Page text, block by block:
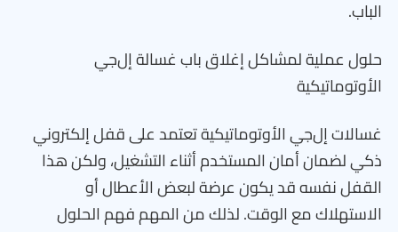
الباب.
حلول عملية لمشاكل إغلاق باب غسالة إل‌جي
الأوتوماتيكية
غسالات إل‌جي الأوتوماتيكية تعتمد على قفل إلكتروني
ذكي لضمان أمان المستخدم أثناء التشغيل، ولكن هذا
القفل نفسه قد يكون عرضة لبعض الأعطال أو
الاستهلاك مع الوقت. لذلك من المهم فهم الحلول